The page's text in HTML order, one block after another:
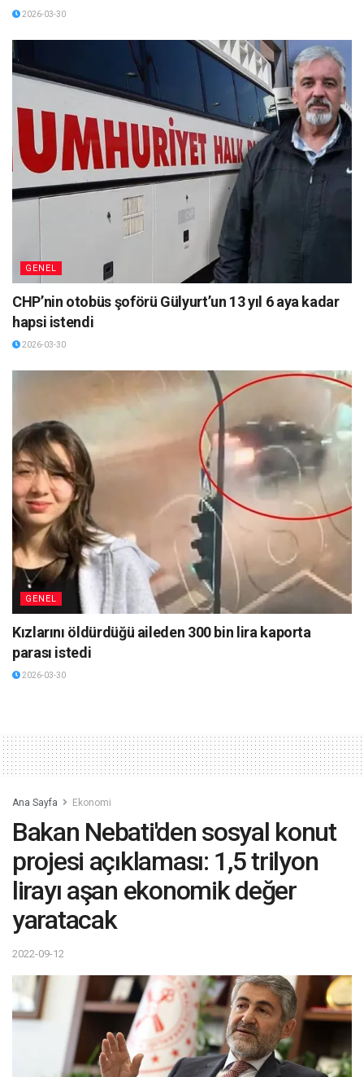
2026-03-30
GENEL
CHP’nin otobüs şoförü Gülyurt’un 13 yıl 6 aya kadar
hapsi istendi
2026-03-30
GENEL
Kızlarını öldürdüğü aileden 300 bin lira kaporta
parası istedi
2026-03-30
Ana Sayfa Ekonomi
Bakan Nebati'den sosyal konut
projesi açıklaması: 1,5 trilyon
lirayı aşan ekonomik değer
yaratacak
2022-09-12